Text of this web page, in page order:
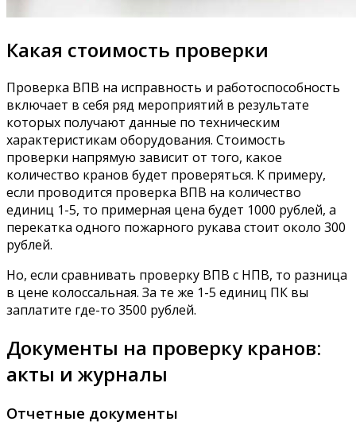
Какая стоимость проверки
Проверка ВПВ на исправность и работоспособность
включает в себя ряд мероприятий в результате
которых получают данные по техническим
характеристикам оборудования. Стоимость
проверки напрямую зависит от того, какое
количество кранов будет проверяться. К примеру,
если проводится проверка ВПВ на количество
единиц 1-5, то примерная цена будет 1000 рублей, а
перекатка одного пожарного рукава стоит около 300
рублей.
Но, если сравнивать проверку ВПВ с НПВ, то разница
в цене колоссальная. За те же 1-5 единиц ПК вы
заплатите где-то 3500 рублей.
Документы на проверку кранов:
акты и журналы
Отчетные документы